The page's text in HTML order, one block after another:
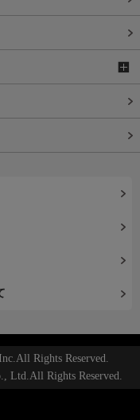
Rights Reserved.
Ltd.All Rights Reserved.